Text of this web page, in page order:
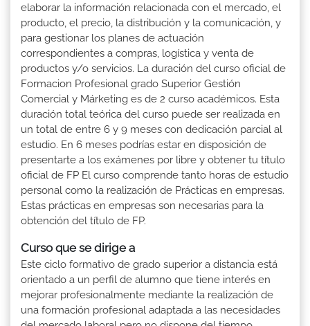
elaborar la información relacionada con el mercado, el
producto, el precio, la distribución y la comunicación, y
para gestionar los planes de actuación
correspondientes a compras, logística y venta de
productos y/o servicios. La duración del curso oficial de
Formacion Profesional grado Superior Gestión
Comercial y Márketing es de 2 curso académicos. Esta
duración total teórica del curso puede ser realizada en
un total de entre 6 y 9 meses con dedicación parcial al
estudio. En 6 meses podrías estar en disposición de
presentarte a los exámenes por libre y obtener tu título
oficial de FP El curso comprende tanto horas de estudio
personal como la realización de Prácticas en empresas.
Estas prácticas en empresas son necesarias para la
obtención del título de FP.
Curso que se dirige a
Este ciclo formativo de grado superior a distancia está
orientado a un perfil de alumno que tiene interés en
mejorar profesionalmente mediante la realización de
una formación profesional adaptada a las necesidades